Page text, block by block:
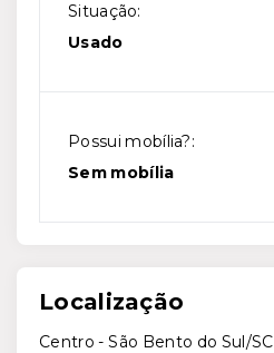
Situação:
Usado
Possui mobília?:
Sem mobília
Localização
Centro - São Bento do Sul/SC